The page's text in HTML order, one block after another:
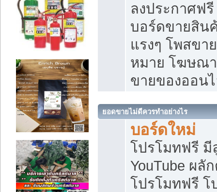
ลงประกาศฟรี
บอร์ดขายสิน
แรงๆ โพสขา
หมาย โฆษณ
ขายของออน
ยอดขายไม่ดีควรทำอย่างไร
บอร์ดใหม่
โปรโมทฟรี มี
YouTube ผลั
โปรโมทฟรี โ